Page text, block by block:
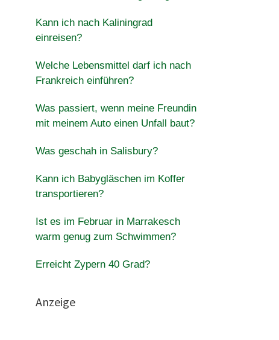
Kann ich nach Kaliningrad
einreisen?
Welche Lebensmittel darf ich nach
Frankreich einführen?
Was passiert, wenn meine Freundin
mit meinem Auto einen Unfall baut?
Was geschah in Salisbury?
Kann ich Babygläschen im Koffer
transportieren?
Ist es im Februar in Marrakesch
warm genug zum Schwimmen?
Erreicht Zypern 40 Grad?
Anzeige